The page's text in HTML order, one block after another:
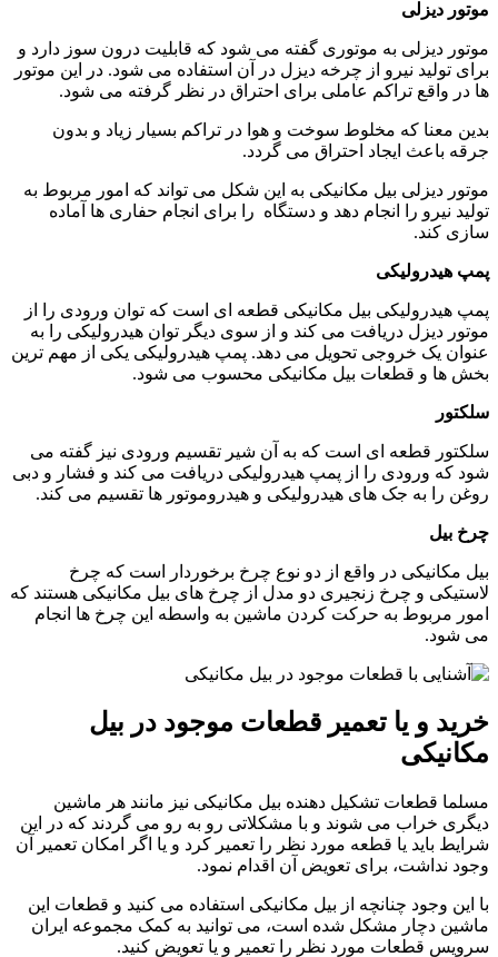
به موتوری گفته می شود که قابلیت درون سوز دارد و
نیرو از چرخه دیزل در آن استفاده می شود. در این موتور
تراکم عاملی برای احتراق در نظر گرفته می شود.
که مخلوط سوخت و هوا در تراکم بسیار زیاد و بدون
ایجاد احتراق می گردد.
بیل مکانیکی به این شکل می تواند که امور مربوط به
را انجام دهد و دستگاه را برای انجام حفاری ها آماده
بیل مکانیکی قطعه ای است که توان ورودی را از
دریافت می کند و از سوی دیگر توان هیدرولیکی را به
تحویل می دهد. پمپ هیدرولیکی یکی از مهم ترین
بیل مکانیکی محسوب می شود.
ای است که به آن شیر تقسیم ورودی نیز گفته می
را از پمپ هیدرولیکی دریافت می کند و فشار و دبی
جک های هیدرولیکی و هیدروموتور ها تقسیم می کند.
در واقع از دو نوع چرخ برخوردار است که چرخ
چرخ زنجیری دو مدل از چرخ های بیل مکانیکی هستند که
به حرکت کردن ماشین به واسطه این چرخ ها انجام
یا تعمیر قطعات موجود در بیل
تشکیل دهنده بیل مکانیکی نیز مانند هر ماشین
می شوند و با مشکلاتی رو به رو می گردند که در این
یا قطعه مورد نظر را تعمیر کرد و یا اگر امکان تعمیر آن
برای تعویض آن اقدام نمود.
چنانچه از بیل مکانیکی استفاده می کنید و قطعات این
مشکل شده است، می توانید به کمک مجموعه ایران
مورد نظر را تعمیر و یا تعویض کنید.